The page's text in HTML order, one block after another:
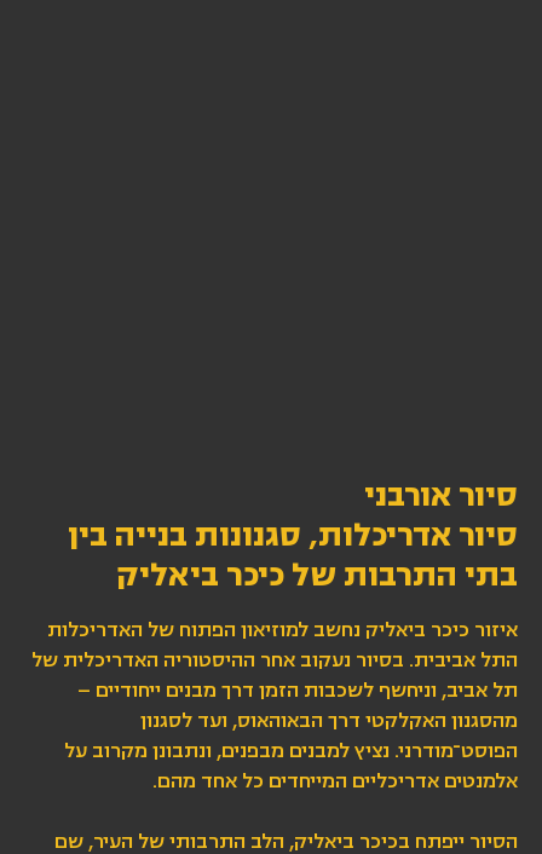
סיור אורבני
סיור אדריכלות, סגנונות בנייה בין
בתי התרבות של כיכר ביאליק
איזור כיכר ביאליק נחשב למוזיאון הפתוח של האדריכלות
התל אביבית. בסיור נעקוב אחר ההיסטוריה האדריכלית של
תל אביב, וניחשף לשכבות הזמן דרך מבנים ייחודיים –
מהסגנון האקלקטי דרך הבאוהאוס, ועד לסגנון
הפוסט־מודרני. נציץ למבנים מבפנים, ונתבונן מקרוב על
אלמנטים אדריכליים המייחדים כל אחד מהם.
הסיור ייפתח בכיכר ביאליק, הלב התרבותי של העיר, שם